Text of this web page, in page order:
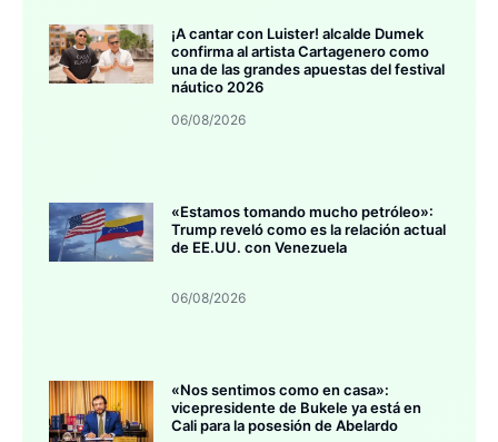
¡A cantar con Luister! alcalde Dumek
confirma al artista Cartagenero como
una de las grandes apuestas del festival
náutico 2026
06/08/2026
«Estamos tomando mucho petróleo»:
Trump reveló como es la relación actual
de EE.UU. con Venezuela
06/08/2026
«Nos sentimos como en casa»:
vicepresidente de Bukele ya está en
Cali para la posesión de Abelardo